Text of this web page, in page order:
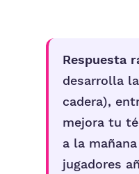
Respuesta
desarrolla
cadera),
mejora tu
a la
jugadores